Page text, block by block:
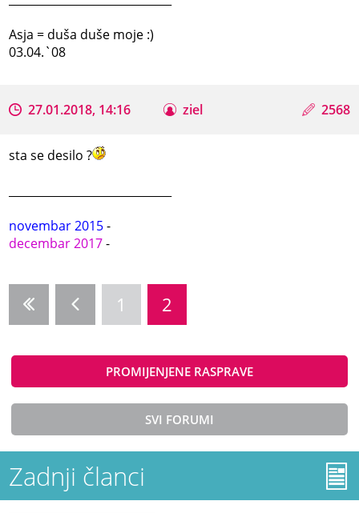
Asja = duša duše moje :)
03.04.`08
27.01.2018, 14:16 ziel 2568
sta se desilo ?
novembar 2015-
decembar 2017-
1 2
PROMIJENJENE RASPRAVE
SVI FORUMI
Zadnji članci